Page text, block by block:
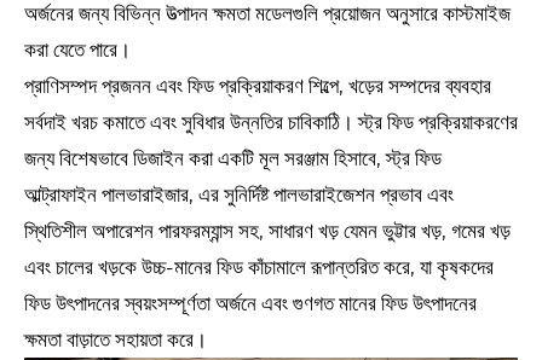
অর্জনের জন্য বিভিন্ন উত্পাদন ক্ষমতা মডেলগুলি প্রয়োজন অনুসারে কাস্টমাইজ
করা যেতে পারে।
প্রাণিসম্পদ প্রজনন এবং ফিড প্রক্রিয়াকরণ শিল্পে, খড়ের সম্পদের ব্যবহার
সর্বদাই খরচ কমাতে এবং সুবিধার উন্নতির চাবিকাঠি। স্ট্র ফিড প্রক্রিয়াকরণের
জন্য বিশেষভাবে ডিজাইন করা একটি মূল সরঞ্জাম হিসাবে, স্ট্র ফিড
আল্ট্রাফাইন পালভারাইজার, এর সুনির্দিষ্ট পালভারাইজেশন প্রভাব এবং
স্থিতিশীল অপারেশন পারফরম্যান্স সহ, সাধারণ খড় যেমন ভুট্টার খড়, গমের খড়
এবং চালের খড়কে উচ্চ-মানের ফিড কাঁচামালে রূপান্তরিত করে, যা কৃষকদের
ফিড উৎপাদনের স্বয়ংসম্পূর্ণতা অর্জনে এবং গুণগত মানের ফিড উৎপাদনের
ক্ষমতা বাড়াতে সহায়তা করে।